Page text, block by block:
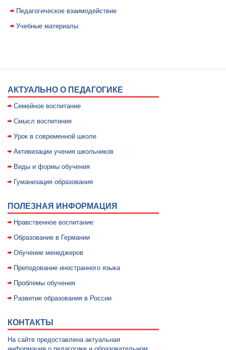
Педагогическое взаимодействие
Учебные материалы
АКТУАЛЬНО О ПЕДАГОГИКЕ
Семейное воспитание
Смысл воспитиния
Уpок в совpеменной школе
Активизации учения школьников
Виды и формы обучения
Гуманизация образования
ПОЛЕЗНАЯ ИНФОРМАЦИЯ
Нравственное воспитание
Образование в Германии
Обучение менеджеров
Преподование иностранного языка
Проблемы обучения
Развитие образования в России
КОНТАКТЫ
На сайте предоставлена актуальная